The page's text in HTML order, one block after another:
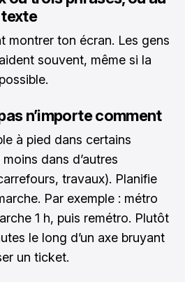
montrer ton écran. Les gens
souvent, même si la
n’importe comment
à pied dans certains
dans d’autres
travaux). Planifie
Par exemple : métro
1 h, puis remétro. Plutôt
le long d’un axe bruyant
un ticket.